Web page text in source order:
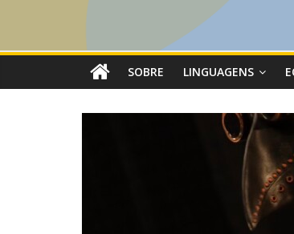
SOBRE LINGUAGENS